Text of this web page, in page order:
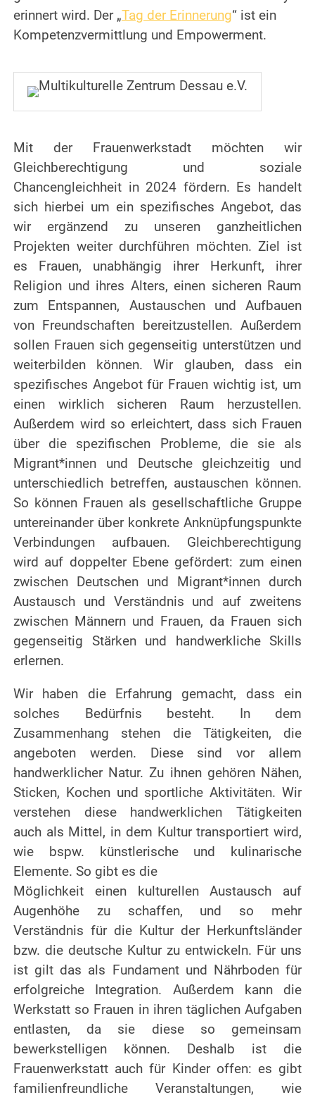
erinnert wird. Der „Tag der Erinnerung“ ist ein
Kompetenzvermittlung und Empowerment.
Mit der Frauenwerkstadt möchten wir
Gleichberechtigung und soziale
Chancengleichheit in 2024 fördern. Es handelt
sich hierbei um ein spezifisches Angebot, das
wir ergänzend zu unseren ganzheitlichen
Projekten weiter durchführen möchten. Ziel ist
es Frauen, unabhängig ihrer Herkunft, ihrer
Religion und ihres Alters, einen sicheren Raum
zum Entspannen, Austauschen und Aufbauen
von Freundschaften bereitzustellen. Außerdem
sollen Frauen sich gegenseitig unterstützen und
weiterbilden können. Wir glauben, dass ein
spezifisches Angebot für Frauen wichtig ist, um
einen wirklich sicheren Raum herzustellen.
Außerdem wird so erleichtert, dass sich Frauen
über die spezifischen Probleme, die sie als
Migrant*innen und Deutsche gleichzeitig und
unterschiedlich betreffen, austauschen können.
So können Frauen als gesellschaftliche Gruppe
untereinander über konkrete Anknüpfungspunkte
Verbindungen aufbauen. Gleichberechtigung
wird auf doppelter Ebene gefördert: zum einen
zwischen Deutschen und Migrant*innen durch
Austausch und Verständnis und auf zweitens
zwischen Männern und Frauen, da Frauen sich
gegenseitig Stärken und handwerkliche Skills
erlernen.
Wir haben die Erfahrung gemacht, dass ein
solches Bedürfnis besteht. In dem
Zusammenhang stehen die Tätigkeiten, die
angeboten werden. Diese sind vor allem
handwerklicher Natur. Zu ihnen gehören Nähen,
Sticken, Kochen und sportliche Aktivitäten. Wir
verstehen diese handwerklichen Tätigkeiten
auch als Mittel, in dem Kultur transportiert wird,
wie bspw. künstlerische und kulinarische
Elemente. So gibt es die
Möglichkeit einen kulturellen Austausch auf
Augenhöhe zu schaffen, und so mehr
Verständnis für die Kultur der Herkunftsländer
bzw. die deutsche Kultur zu entwickeln. Für uns
ist gilt das als Fundament und Nährboden für
erfolgreiche Integration. Außerdem kann die
Werkstatt so Frauen in ihren täglichen Aufgaben
entlasten, da sie diese so gemeinsam
bewerkstelligen können. Deshalb ist die
Frauenwerkstatt auch für Kinder offen: es gibt
familienfreundliche Veranstaltungen, wie